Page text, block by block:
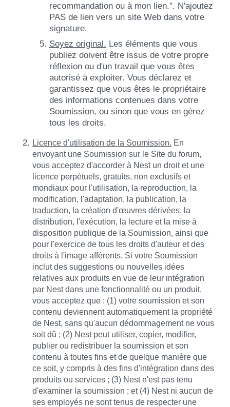
recommandation ou à mon lien.". N'ajoutez
PAS de lien vers un site Web dans votre
signature.
Soyez original. Les éléments que vous
publiez doivent être issus de votre propre
réflexion ou d'un travail que vous êtes
autorisé à exploiter. Vous déclarez et
garantissez que vous êtes le propriétaire
des informations contenues dans votre
Soumission, ou sinon que vous en gérez
tous les droits.
Licence d'utilisation de la Soumission. En
envoyant une Soumission sur le Site du forum,
vous acceptez d'accorder à Nest un droit et une
licence perpétuels, gratuits, non exclusifs et
mondiaux pour l'utilisation, la reproduction, la
modification, l'adaptation, la publication, la
traduction, la création d'œuvres dérivées, la
distribution, l'exécution, la lecture et la mise à
disposition publique de la Soumission, ainsi que
pour l'exercice de tous les droits d'auteur et des
droits à l'image afférents. Si votre Soumission
inclut des suggestions ou nouvelles idées
relatives aux produits en vue de leur intégration
par Nest dans une fonctionnalité ou un produit,
vous acceptez que : (1) votre soumission et son
contenu deviennent automatiquement la propriété
de Nest, sans qu'aucun dédommagement ne vous
soit dû ; (2) Nest peut utiliser, copier, modifier,
publier ou redistribuer la soumission et son
contenu à toutes fins et de quelque manière que
ce soit, y compris à des fins d'intégration dans des
produits ou services ; (3) Nest n'est pas tenu
d'examiner la soumission ; et (4) Nest ni aucun de
ses employés ne sont tenus de respecter une